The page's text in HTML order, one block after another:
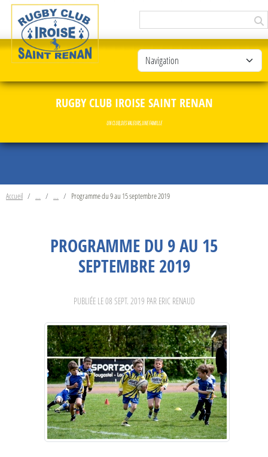
RUGBY CLUB IROISE SAINT RENAN
UN CLUB, DES VALEURS, UNE FAMILLE
Accueil Programme du 9 au 15 septembre 2019
PROGRAMME DU 9 AU 15
SEPTEMBRE 2019
PUBLIÉE LE08 SEPT. 2019 PAR ERIC RENAUD
Panneau de gestion des cookies